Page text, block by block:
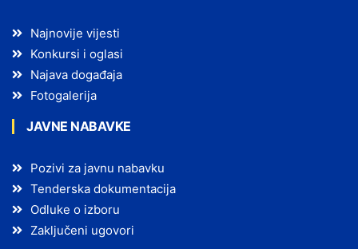
Najnovije vijesti
Konkursi i oglasi
Najava događaja
Fotogalerija
JAVNE NABAVKE
Pozivi za javnu nabavku
Tenderska dokumentacija
Odluke o izboru
Zaključeni ugovori